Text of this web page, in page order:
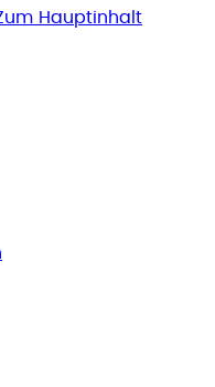
Hauptinhalt